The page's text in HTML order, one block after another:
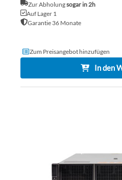
Zur Abholungsogar in 2h
Auf Lager 1
Garantie 36 Monate
Zum Preisangebot hinzufügen
In den